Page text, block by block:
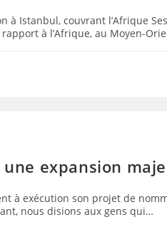
à Istanbul, couvrant l’Afrique
à l’Afrique, au Moyen-
une expansion
à exécution son projet de
nous disions aux gens qui…